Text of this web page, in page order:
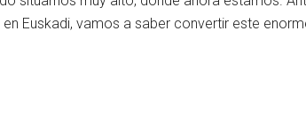
Euskadi, vamos a saber convertir este